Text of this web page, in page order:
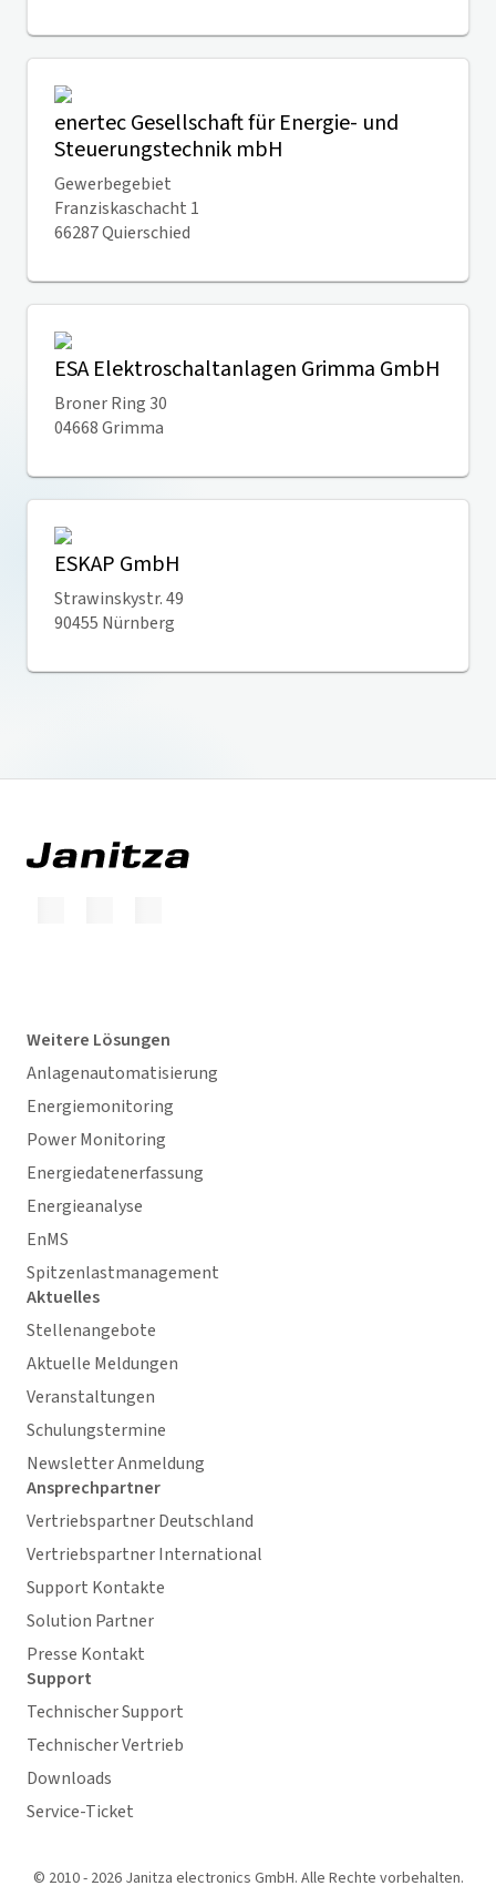
enertec Gesellschaft für Energie- und
Steuerungstechnik mbH
Gewerbegebiet
Franziskaschacht 1
66287 Quierschied
ESA Elektroschaltanlagen Grimma GmbH
Broner Ring 30
04668 Grimma
ESKAP GmbH
Strawinskystr. 49
90455 Nürnberg
Weitere Lösungen
Anlagenautomatisierung
Energiemonitoring
Power Monitoring
Energiedatenerfassung
Energieanalyse
EnMS
Spitzenlastmanagement
Aktuelles
Stellenangebote
Aktuelle Meldungen
Veranstaltungen
Schulungstermine
Newsletter Anmeldung
Ansprechpartner
Vertriebspartner Deutschland
Vertriebspartner International
Support Kontakte
Solution Partner
Presse Kontakt
Support
Technischer Support
Technischer Vertrieb
Downloads
Service-Ticket
© 2010 - 2026 Janitza electronics GmbH. Alle Rechte vorbehalten.